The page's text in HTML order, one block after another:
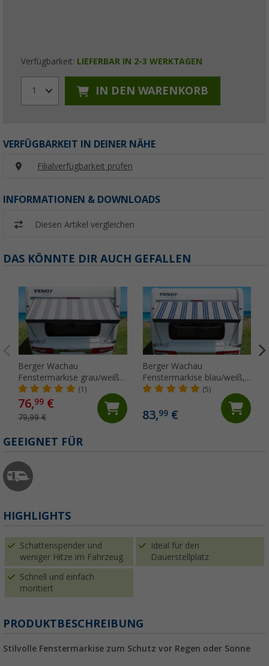
Verfügbarkeit: LIEFERBAR IN 2-3 WERKTAGEN
1 IN DEN WARENKORB
VERFÜGBARKEIT IN DEINER NÄHE
Filialverfügbarkeit prüfen
INFORMATIONEN & DOWNLOADS
Diesen Artikel vergleichen
DAS KÖNNTE DIR AUCH GEFALLEN
Berger Wachau
Fenstermarkise grau/weiß,
180 x 70 cm
(1)
76,99 €
79,99 €
Berger Wachau
Fenstermarkise blau/weiß,
180 x 70 cm
(5)
83,99€
GEEIGNET FÜR
HIGHLIGHTS
Schattenspender und
weniger Hitze im Fahrzeug
Ideal für den
Dauerstellplatz
Schnell und einfach
montiert
PRODUKTBESCHREIBUNG
Stilvolle Fenstermarkise zum Schutz vor Regen oder Sonne